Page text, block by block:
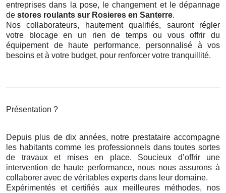
entreprises dans la pose, le changement et le dépannage
de stores roulants sur Rosieres en Santerre.
Nos collaborateurs, hautement qualifiés, sauront régler
votre blocage en un rien de temps ou vous offrir du
équipement de haute performance, personnalisé à vos
besoins et à votre budget, pour renforcer votre tranquillité.
Présentation ?
Depuis plus de dix années, notre prestataire accompagne
les habitants comme les professionnels dans toutes sortes
de travaux et mises en place. Soucieux d’offrir une
intervention de haute performance, nous nous assurons à
collaborer avec de véritables experts dans leur domaine.
Expérimentés et certifiés aux meilleures méthodes, nos